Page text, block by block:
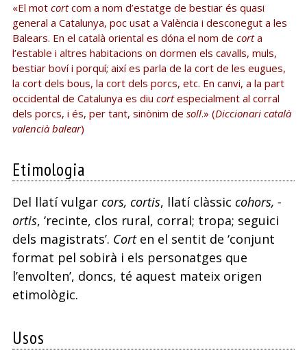
«El mot cortcom a nom d’estatge de bestiar és quasi
general a Catalunya, poc usat a València i desconegut a les
Balears. En el català oriental es dóna el nom de corta
l’estable i altres habitacions on dormen els cavalls, muls,
bestiar boví i porquí; així es parla de la cort de les eugues,
la cort dels bous, la cort dels porcs, etc. En canvi, a la part
occidental de Catalunya es diu cortespecialment al corral
dels porcs, i és, per tant, sinònim de soll.» (Diccionari català
valencià balear)
Etimologia
Del llatí vulgar cors, cortis, llatí clàssic cohors, -
ortis, ‘recinte, clos rural, corral; tropa; seguici
dels magistrats’. Corten el sentit de ‘conjunt
format pel sobirà i els personatges que
l’envolten’, doncs, té aquest mateix origen
etimològic.
Usos